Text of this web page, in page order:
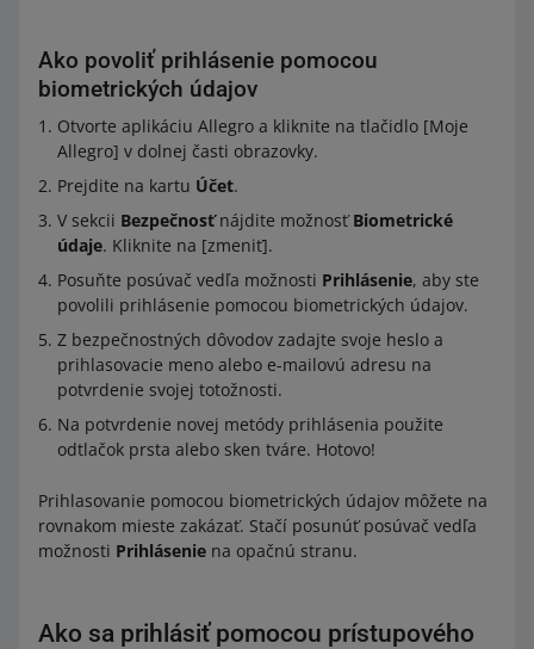
Ako povoliť prihlásenie pomocou
biometrických údajov
Otvorte aplikáciu Allegro a kliknite na tlačidlo [Moje
Allegro] v dolnej časti obrazovky.
Prejdite na kartu Účet.
V sekcii Bezpečnosťnájdite možnosťBiometrické
údaje. Kliknite na [zmeniť].
Posuňte posúvač vedľa možnosti Prihlásenie, aby ste
povolili prihlásenie pomocou biometrických údajov.
Z bezpečnostných dôvodov zadajte svoje heslo a
prihlasovacie meno alebo e-mailovú adresu na
potvrdenie svojej totožnosti.
Na potvrdenie novej metódy prihlásenia použite
odtlačok prsta alebo sken tváre. Hotovo!
Prihlasovanie pomocou biometrických údajov môžete na
rovnakom mieste zakázať. Stačí posunúť posúvač vedľa
možnosti Prihlásenie na opačnú stranu.
Ako sa prihlásiť pomocou prístupového